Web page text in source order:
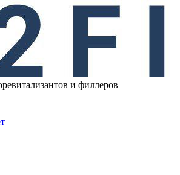
и филлеров